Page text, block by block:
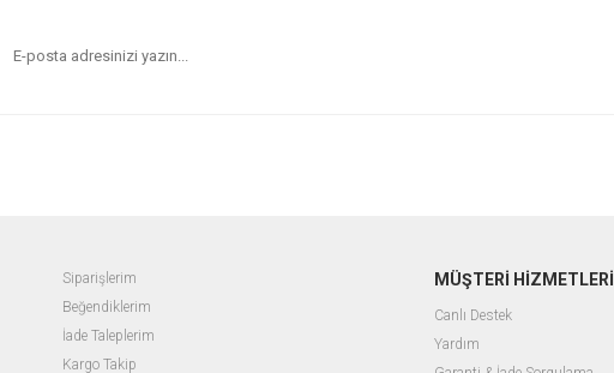
Siparişlerim
Beğendiklerim
İade Taleplerim
Kargo Takip
MÜŞTERİ HİZMETLERİ
Canlı Destek
Yardım